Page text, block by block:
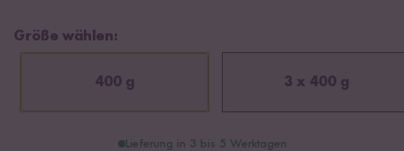
Größe wählen:
400 g 3 x 400 g
Lieferung in 3 bis 5 Werktagen